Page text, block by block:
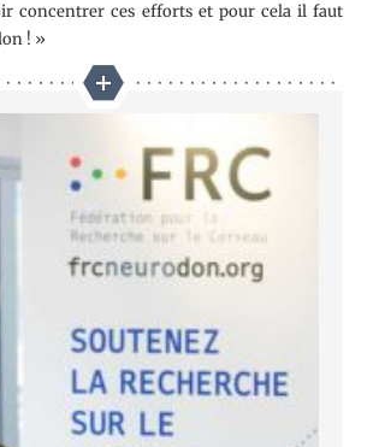
concentrer ces efforts et pour cela il faut
! »